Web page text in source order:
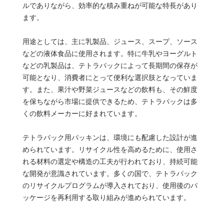
ルでありながら、効率的な積み重ねが可能な特長があり
ます。
用途としては、主に乳製品、ジュース、スープ、ソース
などの液体食品に使用されます。特に牛乳やヨーグルト
などの乳製品は、テトラパックによって長期間の保存が
可能となり、消費者にとって便利な選択肢となっていま
す。また、果汁や野菜ジュースなどの飲料も、その鮮度
を保ちながら市場に提供できるため、テトラパックは多
くの飲料メーカーに好まれています。
テトラパック用パッキンは、環境にも配慮した設計が進
められています。リサイクル性を高めるために、使用さ
れる材料の選定や構造の工夫が行われており、持続可能
な開発が意識されています。多くの国で、テトラパック
のリサイクルプログラムが導入されており、使用後のパ
ッケージを再利用する取り組みが進められています。